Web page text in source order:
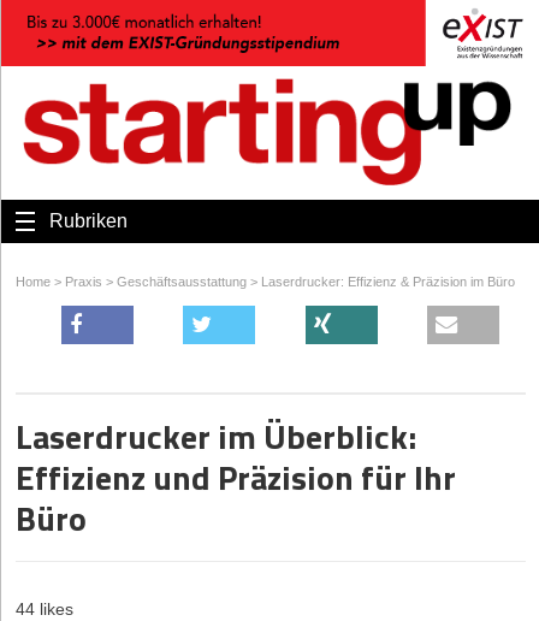
Rubriken
Home > Praxis > Geschäftsausstattung > Laserdrucker: Effizienz & Präzision im Büro
Laserdrucker im Überblick:
Effizienz und Präzision für Ihr
Büro
44 likes